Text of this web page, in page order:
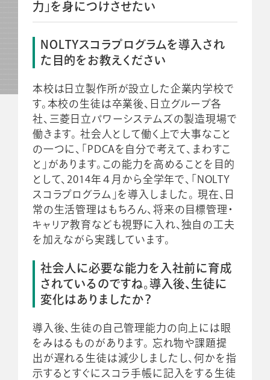
力」を身につけさせたい
NOLTYスコラプログラムを導入され
た目的をお教えください
本校は日立製作所が設立した企業内学校で
す。本校の生徒は卒業後、日立グループ各
社、三菱日立パワーシステムズの製造現場で
働きます。 社会人として働く上で大事なこと
の一つに、「PDCAを自分で考えて、まわすこ
と」があります。この能力を高めることを目的
として、2014年４月から全学年で、「NOLTY
スコラプログラム」を導入しました。 現在、日
常の生活管理はもちろん、将来の目標管理・
キャリア教育なども視野に入れ、独自の工夫
を加えながら実践しています。
社会人に必要な能力を入社前に育成
されているのですね。導入後、生徒に
変化はありましたか？
導入後、生徒の自己管理能力の向上には眼
をみはるものがあります。 忘れ物や課題提
出が遅れる生徒は減少しましたし、何かを指
示するとすぐにスコラ手帳に記入をする生徒